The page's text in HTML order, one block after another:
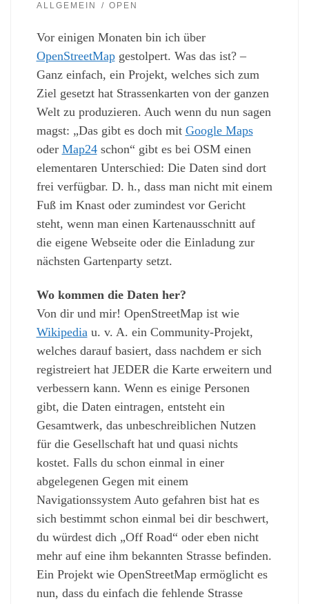
ALLGEMEIN OPEN
Vor einigen Monaten bin ich über
OpenStreetMapgestolpert. Was das ist? –
Ganz einfach, ein Projekt, welches sich zum
Ziel gesetzt hat Strassenkarten von der ganzen
Welt zu produzieren. Auch wenn du nun sagen
magst: „Das gibt es doch mit Google Maps
oder Map24schon“ gibt es bei OSM einen
elementaren Unterschied: Die Daten sind dort
frei verfügbar. D. h., dass man nicht mit einem
Fuß im Knast oder zumindest vor Gericht
steht, wenn man einen Kartenausschnitt auf
die eigene Webseite oder die Einladung zur
nächsten Gartenparty setzt.
Wo kommen die Daten her?
Von dir und mir! OpenStreetMap ist wie
Wikipediau. v. A. ein Community-Projekt,
welches darauf basiert, dass nachdem er sich
registreiert hat JEDER die Karte erweitern und
verbessern kann. Wenn es einige Personen
gibt, die Daten eintragen, entsteht ein
Gesamtwerk, das unbeschreiblichen Nutzen
für die Gesellschaft hat und quasi nichts
kostet. Falls du schon einmal in einer
abgelegenen Gegen mit einem
Navigationssystem Auto gefahren bist hat es
sich bestimmt schon einmal bei dir beschwert,
du würdest dich „Off Road“ oder eben nicht
mehr auf eine ihm bekannten Strasse befinden.
Ein Projekt wie OpenStreetMap ermöglicht es
nun, dass du einfach die fehlende Strasse